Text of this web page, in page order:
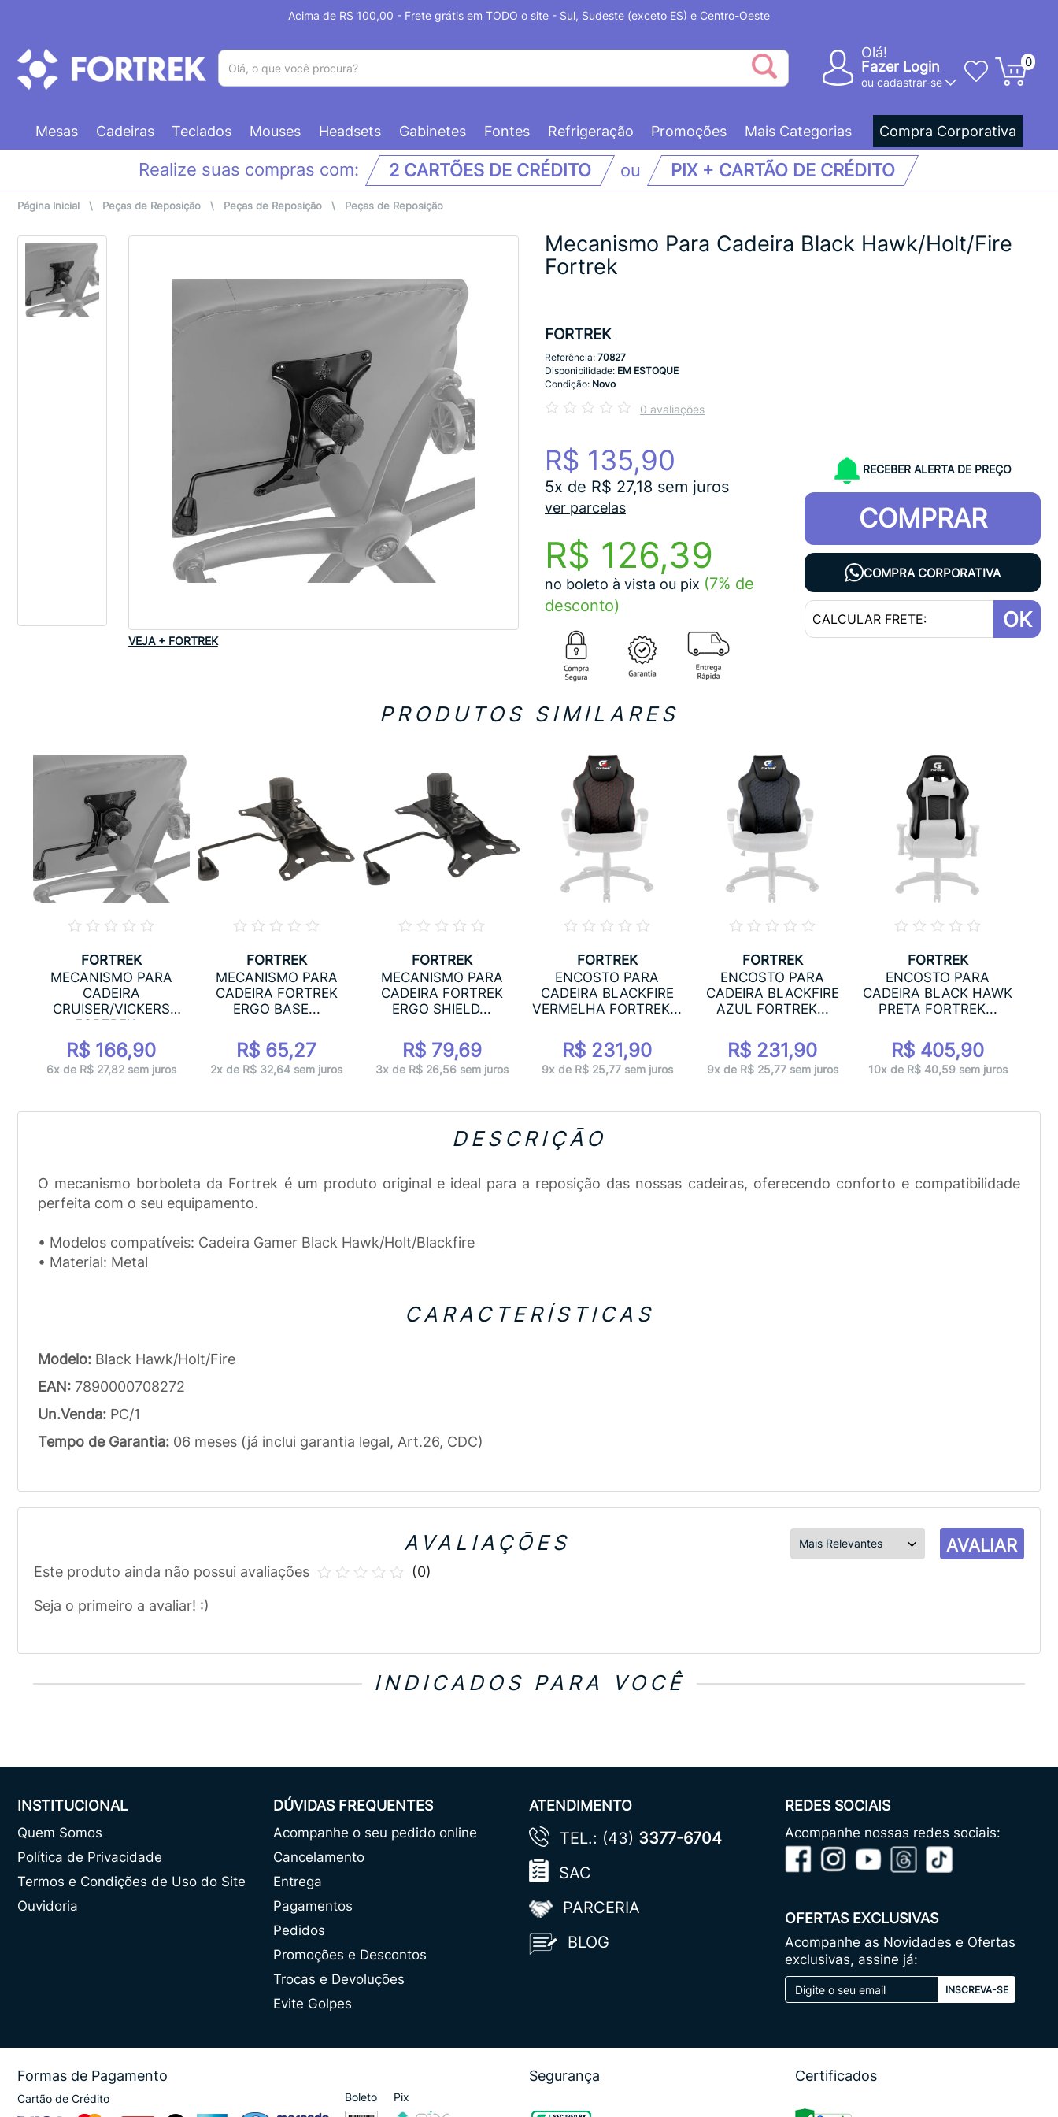
Acima de R$ 100,00 - Frete grátis em TODO o site - Sul, Sudeste (exceto ES) e Centro-Oeste
Olá!
Fazer Login
ou cadastrar-se
0
Mesas Cadeiras Teclados Mouses Headsets Gabinetes Fontes Refrigeração Promoções Mais Categorias Compra Corporativa
Realize suas compras com: 2 CARTÕES DE CRÉDITO ou PIX + CARTÃO DE CRÉDITO
Página Inicial \ Peças de Reposição \ Peças de Reposição \ Peças de Reposição
VEJA + FORTREK
Mecanismo Para Cadeira Black Hawk/Holt/Fire
Fortrek
FORTREK
Referência: 70827
Disponibilidade: EM ESTOQUE
Condição: Novo
0 avaliações
R$ 135,90
5x de R$ 27,18 sem juros
ver parcelas
R$ 126,39
no boleto à vista ou pix (7% de
desconto)
RECEBER ALERTA DE PREÇO
COMPRAR
COMPRA CORPORATIVA
OK
PRODUTOS SIMILARES
FORTREK
MECANISMO PARA
CADEIRA
CRUISER/VICKERS
FORTREK...
R$ 166,90
6x de R$ 27,82 sem juros
FORTREK
MECANISMO PARA
CADEIRA FORTREK
ERGO BASE...
R$ 65,27
2x de R$ 32,64 sem juros
FORTREK
MECANISMO PARA
CADEIRA FORTREK
ERGO SHIELD...
R$ 79,69
3x de R$ 26,56 sem juros
FORTREK
ENCOSTO PARA
CADEIRA BLACKFIRE
VERMELHA FORTREK...
R$ 231,90
9x de R$ 25,77 sem juros
FORTREK
ENCOSTO PARA
CADEIRA BLACKFIRE
AZUL FORTREK...
R$ 231,90
9x de R$ 25,77 sem juros
FORTREK
ENCOSTO PARA
CADEIRA BLACK HAWK
PRETA FORTREK...
R$ 405,90
10x de R$ 40,59 sem juros
DESCRIÇÃO
O mecanismo borboleta da Fortrek é um produto original e ideal para a reposição das nossas cadeiras, oferecendo conforto e compatibilidade
perfeita com o seu equipamento.
• Modelos compatíveis: Cadeira Gamer Black Hawk/Holt/Blackfire
• Material: Metal
CARACTERÍSTICAS
Modelo: Black Hawk/Holt/Fire
EAN: 7890000708272
Un.Venda: PC/1
Tempo de Garantia: 06 meses (já inclui garantia legal, Art.26, CDC)
AVALIAÇÕES AVALIAR
Este produto ainda não possui avaliações
Seja o primeiro a avaliar! :)
(0)
INDICADOS PARA VOCÊ
INSTITUCIONAL
Quem Somos
Política de Privacidade
Termos e Condições de Uso do Site
Ouvidoria
DÚVIDAS FREQUENTES
Acompanhe o seu pedido online
Cancelamento
Entrega
Pagamentos
Pedidos
Promoções e Descontos
Trocas e Devoluções
Evite Golpes
ATENDIMENTO
TEL.: (43) 3377-6704
SAC
PARCERIA
BLOG
REDES SOCIAIS
Acompanhe nossas redes sociais:
OFERTAS EXCLUSIVAS
Acompanhe as Novidades e Ofertas
exclusivas, assine já:
INSCREVA-SE
Formas de Pagamento
Cartão de Crédito Boleto Pix
Segurança Certificados